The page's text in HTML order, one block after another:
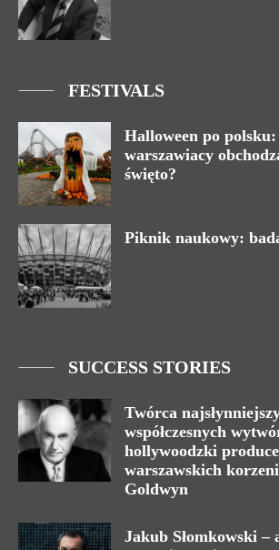
FESTIVALS
Halloween po
warszawiacy
święto?
Piknik naukowy:
SUCCESS STORIES
Twórca
współczesnych
hollywoodzki
warszawskich
Goldwyn
Jakub Słomkowski